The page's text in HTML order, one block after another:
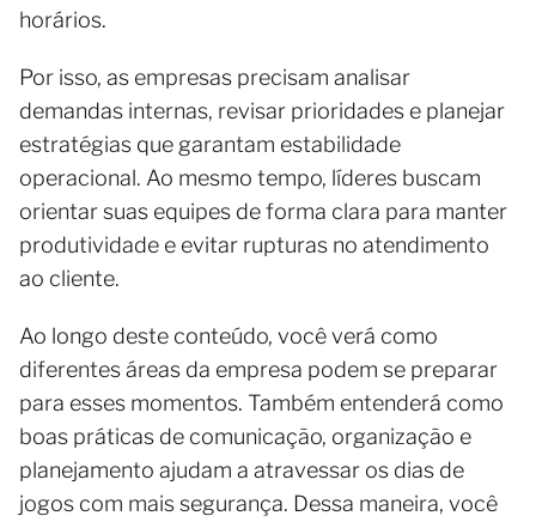
horários.
Por isso, as empresas precisam analisar
demandas internas, revisar prioridades e planejar
estratégias que garantam estabilidade
operacional. Ao mesmo tempo, líderes buscam
orientar suas equipes de forma clara para manter
produtividade e evitar rupturas no atendimento
ao cliente.
Ao longo deste conteúdo, você verá como
diferentes áreas da empresa podem se preparar
para esses momentos. Também entenderá como
boas práticas de comunicação, organização e
planejamento ajudam a atravessar os dias de
jogos com mais segurança. Dessa maneira, você